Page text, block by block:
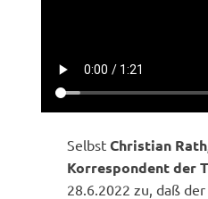
Selbst Christian
Korrespondent der
28.6.2022 zu, daß